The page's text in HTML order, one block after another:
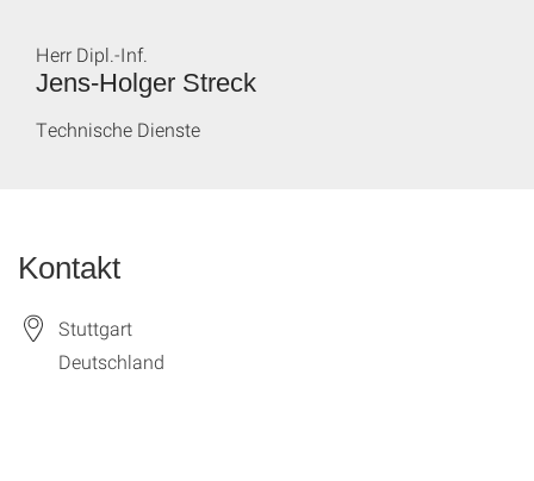
Jens-Holger Streck
Herr Dipl.-Inf.
Technische Dienste
Kontakt
Stuttgart
Deutschland